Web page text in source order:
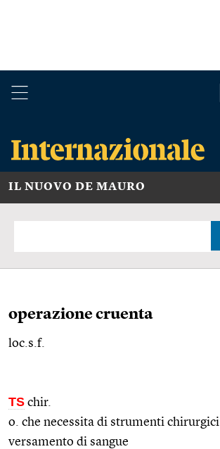
IL NUOVO DE MAURO
operazione cruenta
loc.s.f.
TS chir.
o. che necessita di strumenti
versamento di sangue